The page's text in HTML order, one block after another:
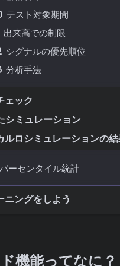
テスト対象期間
出来高での制限
シグナルの優先順位
分析手法
ェック
シミュレーション
ルロシミュレーションの
パーセンタイル統計
ニングをしよう
機能ってなに？